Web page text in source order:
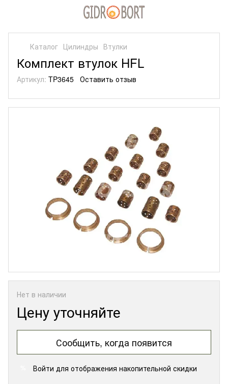
Каталог Цилиндры Втулки
Комплект втулок HFL
Артикул: TP3645 Оставить отзыв
Нет в наличии
Цену уточняйте
Сообщить, когда появится
Войти для отображения накопительной скидки